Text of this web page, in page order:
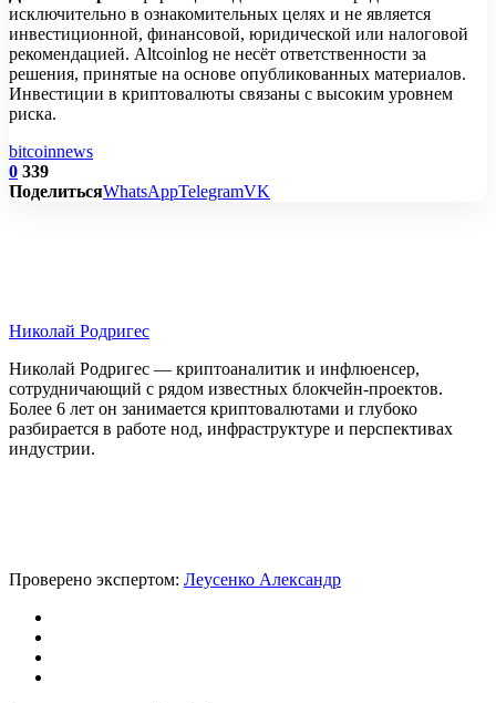
исключительно в ознакомительных целях и не является
инвестиционной, финансовой, юридической или налоговой
рекомендацией. Altcoinlog не несёт ответственности за
решения, принятые на основе опубликованных материалов.
Инвестиции в криптовалюты связаны с высоким уровнем
риска.
bitcoinnews
0 339
ПоделитьсяWhatsAppTelegramVK
Николай Родригес
Николай Родригес — криптоаналитик и инфлюенсер,
сотрудничающий с рядом известных блокчейн-проектов.
Более 6 лет он занимается криптовалютами и глубоко
разбирается в работе нод, инфраструктуре и перспективах
индустрии.
Проверено экспертом: Леусенко Александр